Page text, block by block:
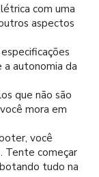
com uma
aspectos
autonomia da
que não são
mora em
você
Tente começar
tudo na